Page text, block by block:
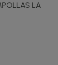
LA